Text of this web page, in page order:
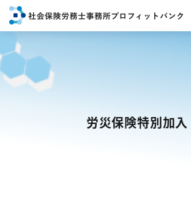
労災保険特別加入